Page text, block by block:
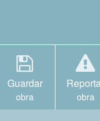
Guardar
obra obra